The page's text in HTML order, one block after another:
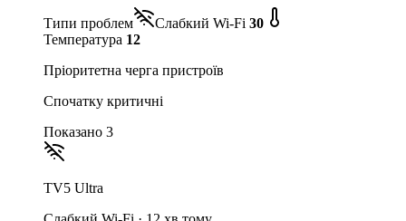
Типи проблем Слабкий Wi-Fi 30
Температура 12
Пріоритетна черга пристроїв
Спочатку критичні
Показано 3
TV5 Ultra